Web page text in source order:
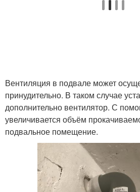
Вентиляция в подвале может
принудительно. В таком случае
дополнительно вентилятор. С
увеличивается объём
подвальное помещение.